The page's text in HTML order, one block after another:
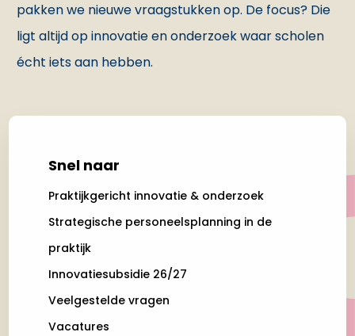
pakken we nieuwe vraagstukken op. De focus? Die
ligt altijd op innovatie en onderzoek waar scholen
écht iets aan hebben.
Snel naar
Praktijkgericht innovatie & onderzoek
Strategische personeelsplanning in de
praktijk
Innovatiesubsidie 26/27
Veelgestelde vragen
Vacatures